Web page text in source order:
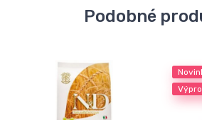
Podobné